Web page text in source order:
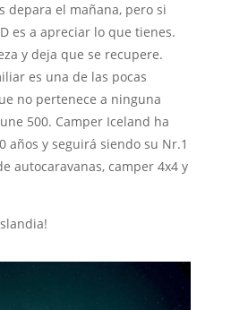
depara el mañana, pero si
es a apreciar lo que tienes.
y deja que se recupere.
es una de las pocas
no pertenece a ninguna
500. Camper Iceland ha
años y seguirá siendo su Nr.1
autocaravanas, camper 4x4 y